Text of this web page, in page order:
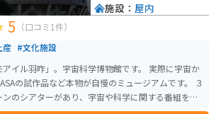
5 （口コミ1件）
産 #文化施設
イル羽咋」。宇宙科学博物館です。 実際に宇宙か
の試作品など本物が自慢のミュージアムです。 ３
のシアターがあり、宇宙や科学に関する番組を放
シアターは有料です）
施設： 屋内